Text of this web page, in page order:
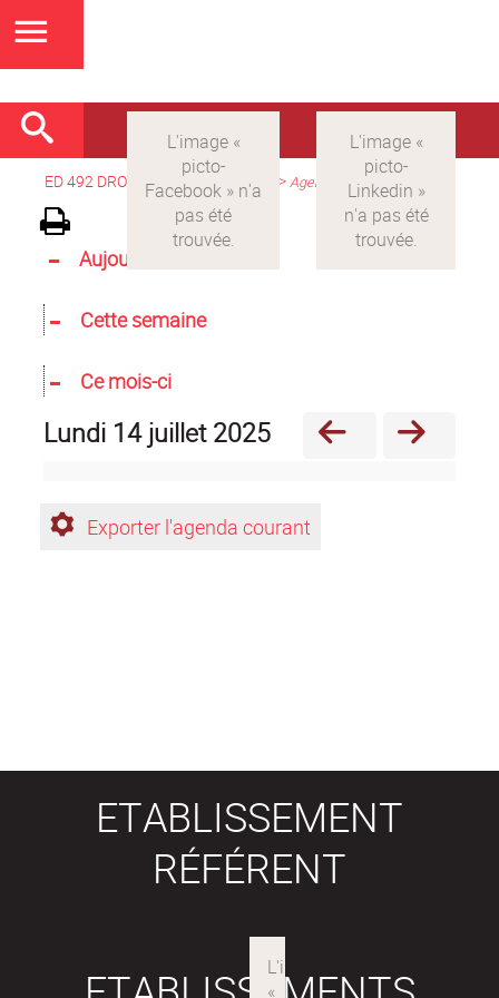
ED 492 DROIT > Version française >Agenda
Aujourd'hui
Cette semaine
Ce mois-ci
lundi 14 juillet 2025
Exporter l'agenda courant
ETABLISSEMENT
RÉFÉRENT